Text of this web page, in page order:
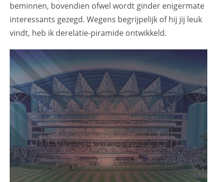
beminnen, bovendien ofwel wordt ginder enigermate
interessants gezegd. Wegens begrijpelijk of hij jij leuk
vindt, heb ik derelatie-piramide ontwikkeld.